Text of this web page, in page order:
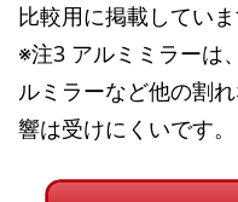
比較用に掲載していま
※注3 アルミミラーは
ルミラーなど他の割
響は受けにくいです。